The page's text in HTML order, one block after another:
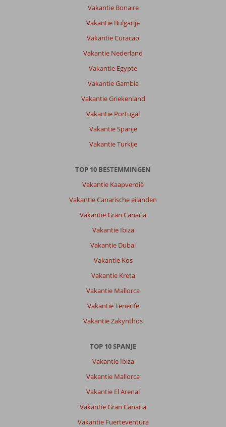
Vakantie Bonaire
Vakantie Bulgarije
Vakantie Curacao
Vakantie Nederland
Vakantie Egypte
Vakantie Gambia
Vakantie Griekenland
Vakantie Portugal
Vakantie Spanje
Vakantie Turkije
TOP 10 BESTEMMINGEN
Vakantie Kaapverdië
Vakantie Canarische eilanden
Vakantie Gran Canaria
Vakantie Ibiza
Vakantie Dubai
Vakantie Kos
Vakantie Kreta
Vakantie Mallorca
Vakantie Tenerife
Vakantie Zakynthos
TOP 10 SPANJE
Vakantie Ibiza
Vakantie Mallorca
Vakantie El Arenal
Vakantie Gran Canaria
Vakantie Fuerteventura